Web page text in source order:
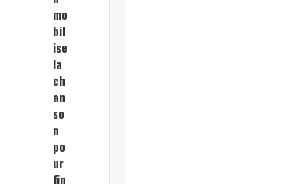
mo
bil
ise
la
ch
an
so
n
po
ur
fin